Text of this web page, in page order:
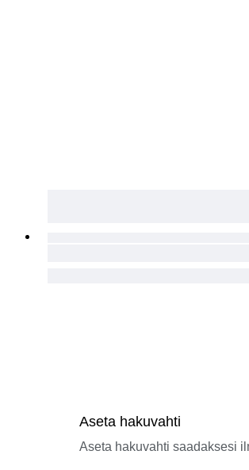
Aseta hakuvahti
Aseta hakuvahti saadaksesi